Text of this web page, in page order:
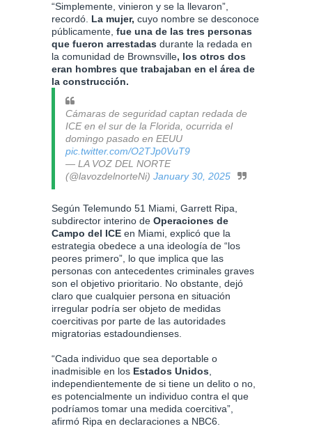
“Simplemente, vinieron y se la llevaron”,
recordó. La mujer, cuyo nombre se desconoce
públicamente, fue una de las tres personas
que fueron arrestadas durante la redada en
la comunidad de Brownsville, los otros dos
eran hombres que trabajaban en el área de
la construcción.
Cámaras de seguridad captan redada de
ICE en el sur de la Florida, ocurrida el
domingo pasado en EEUU
pic.twitter.com/O2TJp0VuT9
— LA VOZ DEL NORTE
(@lavozdelnorteNi) January 30, 2025
Según Telemundo 51 Miami, Garrett Ripa,
subdirector interino de Operaciones de
Campo del ICE en Miami, explicó que la
estrategia obedece a una ideología de “los
peores primero”, lo que implica que las
personas con antecedentes criminales graves
son el objetivo prioritario. No obstante, dejó
claro que cualquier persona en situación
irregular podría ser objeto de medidas
coercitivas por parte de las autoridades
migratorias estadoundienses.
“Cada individuo que sea deportable o
inadmisible en los Estados Unidos,
independientemente de si tiene un delito o no,
es potencialmente un individuo contra el que
podríamos tomar una medida coercitiva”,
afirmó Ripa en declaraciones a NBC6.